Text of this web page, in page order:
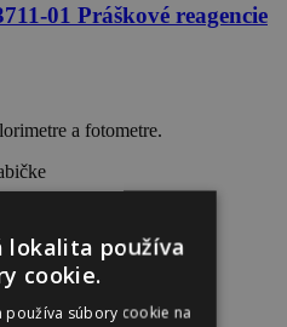
01 Práškové reagencie
a fotometre.
lokalita používa
cookie.
súbory cookie na